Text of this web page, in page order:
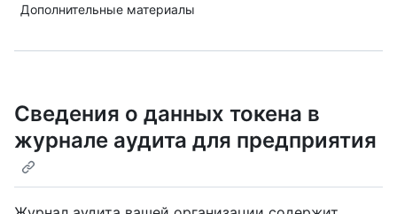
Дополнительные материалы
Сведения о данных токена в
журнале аудита для предприятия